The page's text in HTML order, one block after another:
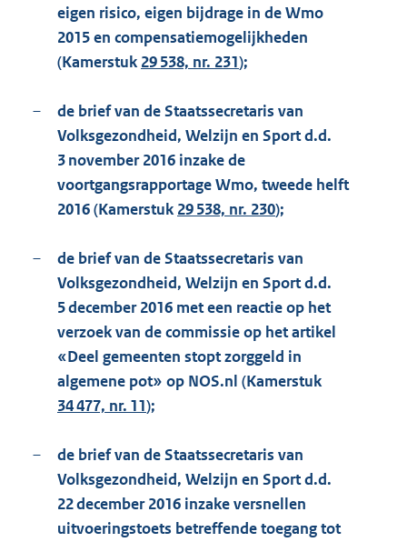
eigen risico, eigen bijdrage in de Wmo
2015 en compensatiemogelijkheden
(Kamerstuk 29 538, nr. 231);
–
de brief van de Staatssecretaris van
Volksgezondheid, Welzijn en Sport d.d.
3 november 2016 inzake de
voortgangsrapportage Wmo, tweede helft
2016 (Kamerstuk 29 538, nr. 230);
–
de brief van de Staatssecretaris van
Volksgezondheid, Welzijn en Sport d.d.
5 december 2016 met een reactie op het
verzoek van de commissie op het artikel
«Deel gemeenten stopt zorggeld in
algemene pot» op NOS.nl (Kamerstuk
34 477, nr. 11);
–
de brief van de Staatssecretaris van
Volksgezondheid, Welzijn en Sport d.d.
22 december 2016 inzake versnellen
uitvoeringstoets betreffende toegang tot